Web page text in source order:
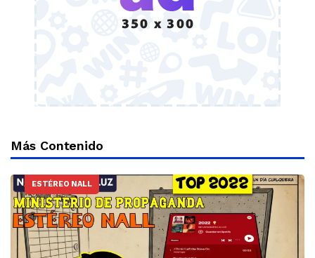
Más Contenido
ESTÉREO NALL